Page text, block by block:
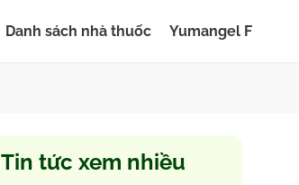
Danh sách nhà thuốc Yumangel F
Tin tức xem nhiều